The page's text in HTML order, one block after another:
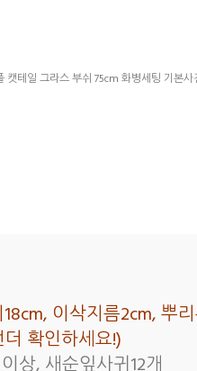
이삭지름2cm, 뿌
확인하세요!)